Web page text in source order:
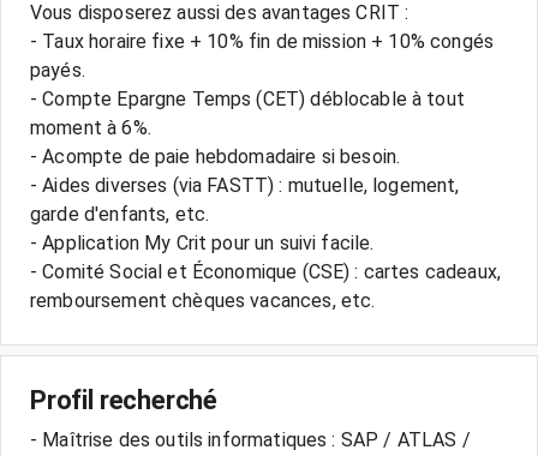
Vous disposerez aussi des avantages CRIT :
- Taux horaire fixe + 10% fin de mission + 10% congés
payés.
- Compte Epargne Temps (CET) déblocable à tout
moment à 6%.
- Acompte de paie hebdomadaire si besoin.
- Aides diverses (via FASTT) : mutuelle, logement,
garde d'enfants, etc.
- Application My Crit pour un suivi facile.
- Comité Social et Économique (CSE) : cartes cadeaux,
remboursement chèques vacances, etc.
Profil recherché
- Maîtrise des outils informatiques : SAP / ATLAS /